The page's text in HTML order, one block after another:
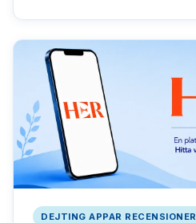
DEJTING APPAR RECENSIONER